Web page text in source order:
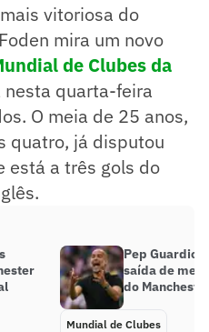
vitoriosa do
mira um novo
de Clubes da
nesta quarta-feira
O meia de 25 anos,
quatro, já disputou
está a três gols do
Pep
saída de
do
Mundial de Clubes